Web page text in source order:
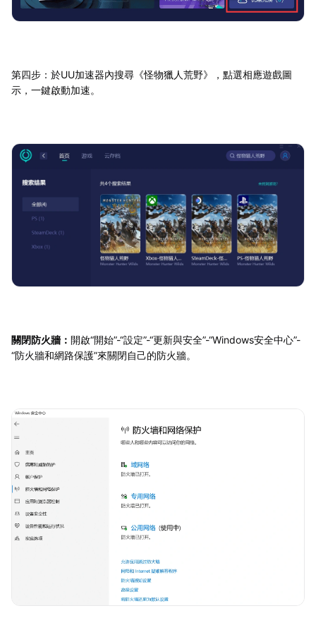
第四步：於UU加速器內搜尋《怪物獵人荒野》，點選相應遊戲圖
示，一鍵啟動加速。
關閉防火牆： 開啟“開始”-“設定”-“更新與安全”-“Windows安全中心”-
“防火牆和網路保護”來關閉自己的防火牆。